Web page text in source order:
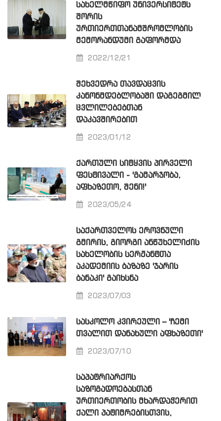
ᲡᲐᲮᲔᲚᲛᲬᲘᲤᲝ ᲣᲜᲘᲕᲔᲠᲡᲘᲢᲔᲢᲡ
ᲨᲝᲠᲘᲡ
ᲣᲠᲗᲘᲔᲠᲗᲗᲐᲜᲐᲛᲨᲠᲝᲛᲚᲝᲑᲘᲡ
ᲛᲔᲛᲝᲠᲐᲜᲓᲣᲛᲘ ᲒᲐᲤᲝᲠᲛᲓᲐ
2022/12/21
ᲨᲔᲮᲕᲔᲓᲠᲐ ᲗᲐᲕᲓᲐᲪᲕᲘᲡ
ᲙᲐᲜᲝᲜᲛᲓᲔᲑᲚᲝᲑᲐᲨᲘ ᲓᲐᲒᲔᲒᲛᲘᲚ
ᲪᲕᲚᲘᲚᲔᲑᲔᲑᲗᲐᲜ
ᲓᲐᲙᲐᲕᲨᲘᲠᲔᲑᲘᲗ
2023/01/12
ᲥᲐᲠᲗᲣᲚᲘ ᲡᲘᲢᲧᲕᲘᲡ ᲞᲘᲠᲕᲔᲚᲘ
ᲤᲔᲡᲢᲘᲕᲐᲚᲘ - 'ᲒᲐᲛᲐᲠᲯᲝᲑᲐ,
ᲐᲤᲮᲐᲖᲔᲗᲝ, ᲨᲔᲜᲘ!'
2023/05/24
ᲡᲐᲥᲐᲠᲗᲕᲔᲚᲝᲡ ᲔᲠᲝᲕᲜᲣᲚᲘ
ᲒᲛᲘᲠᲘᲡ, ᲒᲘᲝᲠᲒᲘ ᲐᲜᲬᲣᲮᲔᲚᲘᲫᲘᲡ
ᲡᲐᲮᲔᲚᲝᲑᲘᲡ ᲡᲔᲠᲟᲐᲜᲢᲗᲐ
ᲐᲙᲐᲓᲔᲛᲘᲘᲡ ᲑᲐᲖᲐᲖᲔ 'ᲯᲐᲠᲘᲡ
ᲑᲐᲜᲐᲙᲘ' ᲒᲐᲘᲮᲡᲜᲐ
2023/07/03
ᲡᲐᲡᲙᲝᲚᲝ ᲙᲕᲘᲠᲔᲣᲚᲘ – 'ᲩᲔᲛᲘ
ᲗᲕᲐᲚᲘᲗ ᲓᲐᲜᲐᲮᲣᲚᲘ ᲐᲤᲮᲐᲖᲔᲗᲘ'
2023/07/10
ᲡᲐᲞᲐᲢᲠᲘᲐᲠᲥᲝᲡ
ᲡᲐᲖᲝᲒᲐᲓᲝᲔᲑᲐᲡᲗᲐᲜ
ᲣᲠᲗᲘᲔᲠᲗᲝᲑᲘᲡ ᲛᲮᲐᲠᲓᲐᲭᲔᲠᲘᲗ
ᲥᲐᲚᲘ ᲞᲐᲢᲘᲛᲠᲔᲑᲘᲡᲗᲕᲘᲡ,